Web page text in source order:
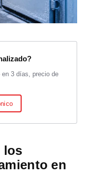
3 días, precio de
los
en